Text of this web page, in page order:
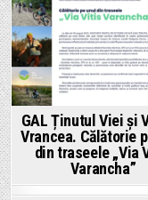
Posted
in
GAL Ținutul Viei și
Vrancea. Călătorie
din traseele „Via
Varancha”